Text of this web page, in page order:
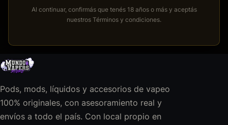
Al continuar, confirmás que tenés 18 años o más y aceptás
nuestros Términos y condiciones.
Pods, mods, líquidos y accesorios de vapeo
100% originales, con asesoramiento real y
envíos a todo el país. Con local propio en